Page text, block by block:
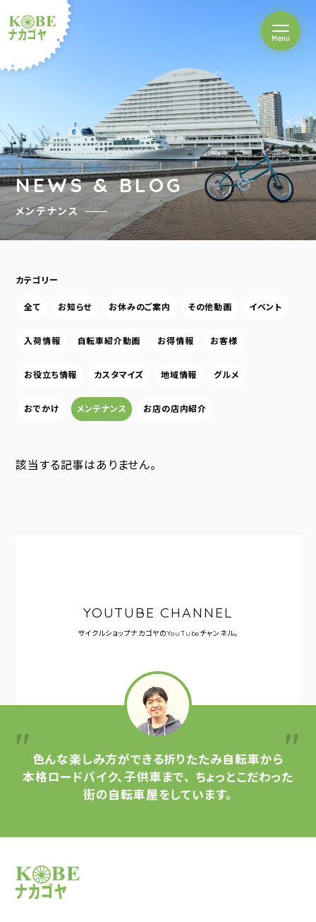
ルショップナカゴヤ
Menuを開閉
NEWS & BLOG
メンテナンス
カテゴリー
全て お知らせ お休みのご案内 その他動画 イベント
入荷情報 自転車紹介動画 お得情報 お客様
お役立ち情報 カスタマイズ 地域情報 グルメ
おでかけ メンテナンス お店の店内紹介
該当する記事はありません。
YOUTUBE CHANNEL
サイクルショップナカゴヤのYouTubeチャンネル。
色んな楽しみ方ができる折りたたみ自転車から
本格ロードバイク、子供車まで、 ちょっとこだわった
街の自転車屋をしています。
サイクルショップナカゴヤ